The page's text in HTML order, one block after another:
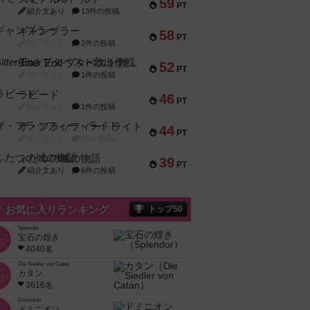
59 PT
紹介文あり 13件の投稿
58 PT
ギャンブラー
2件の投稿
52 PT
Bitter End ブタペスト救出作戦
1件の投稿
46 PT
ラピード
1件の投稿
44 PT
ザ・フラッフィー・ライト
39 PT
ふたつの城の物語
紹介文あり 6件の投稿
お気に入りランキング トップ50
Splendor
宝石の煌き
4040名
Die Siedler von Catan
カタン
3616名
Dominion